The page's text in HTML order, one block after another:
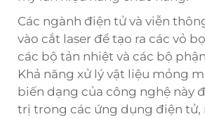
Các ngành điện tử và viễn
vào cắt laser để tạo ra các vỏ
các bộ tản nhiệt và các bộ
Khả năng xử lý vật liệu mỏng
biến dạng của công nghệ này
trị trong các ứng dụng điện tử,